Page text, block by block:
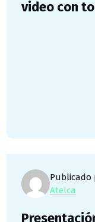
video con
Publicado
Atelca